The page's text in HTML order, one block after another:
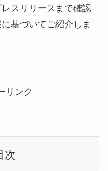
スリリースまで確認
基づいてご紹介しま
リンク
次